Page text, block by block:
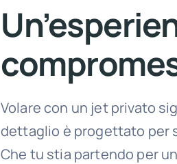
Volare con un jet privato
dettaglio è progettato per
Che tu stia partendo per